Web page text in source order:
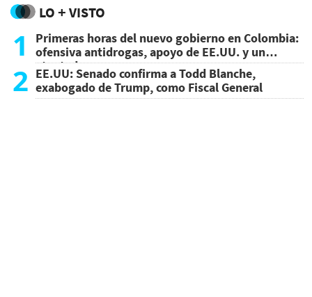
LO + VISTO
1
Primeras horas del nuevo gobierno en Colombia:
ofensiva antidrogas, apoyo de EE.UU. y un
atentado
2 EE.UU: Senado confirma a Todd Blanche,
exabogado de Trump, como Fiscal General